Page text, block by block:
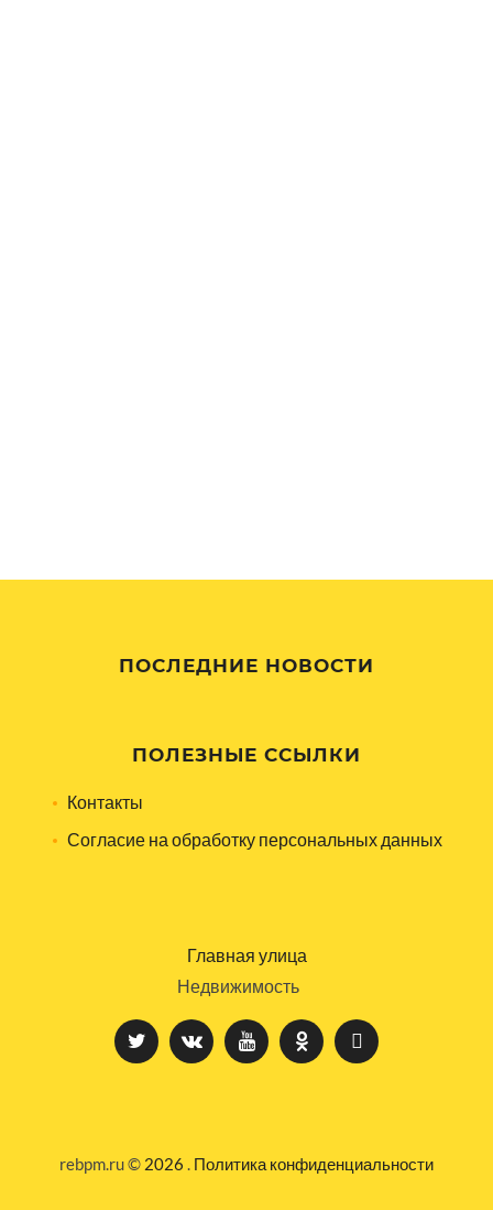
ПОСЛЕДНИЕ НОВОСТИ
ПОЛЕЗНЫЕ ССЫЛКИ
Контакты
Согласие на обработку персональных данных
Главная улица
Недвижимость
rebpm.ru © 2026 . Политика конфиденциальности